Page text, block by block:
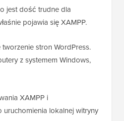
jest dość trudne dla
pojawia się XAMPP.
tworzenie stron WordPress.
z systemem Windows,
XAMPP i
lokalnej witryny